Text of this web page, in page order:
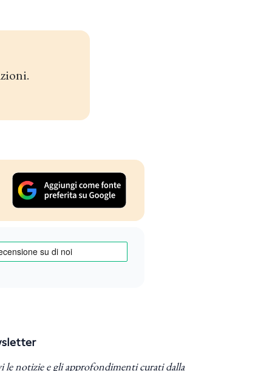
le notizie e gli approfondimenti curati dalla